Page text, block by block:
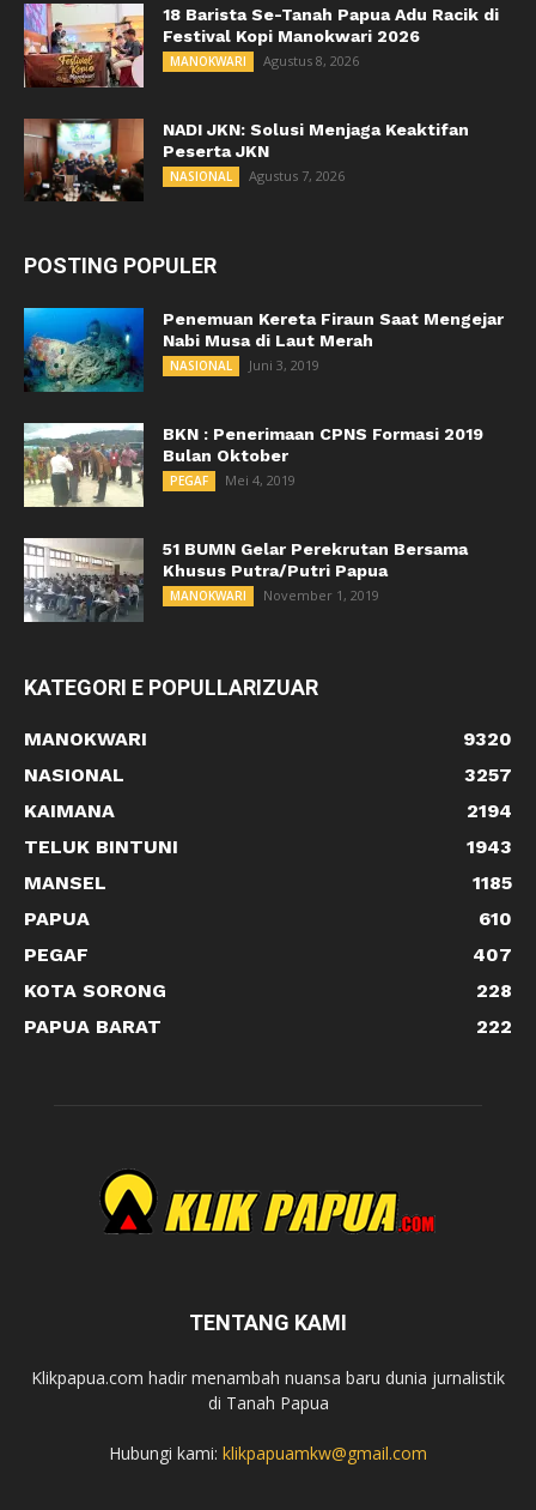
18 Barista Se-Tanah Papua Adu Racik di
Festival Kopi Manokwari 2026
MANOKWARI Agustus 8, 2026
NADI JKN: Solusi Menjaga Keaktifan
Peserta JKN
NASIONAL Agustus 7, 2026
POSTING POPULER
Penemuan Kereta Firaun Saat Mengejar
Nabi Musa di Laut Merah
NASIONAL Juni 3, 2019
BKN : Penerimaan CPNS Formasi 2019
Bulan Oktober
PEGAF Mei 4, 2019
51 BUMN Gelar Perekrutan Bersama
Khusus Putra/Putri Papua
MANOKWARI November 1, 2019
KATEGORI E POPULLARIZUAR
MANOKWARI
9320
NASIONAL
3257
KAIMANA
2194
TELUK BINTUNI
1943
MANSEL
1185
PAPUA
610
PEGAF
407
KOTA SORONG
228
PAPUA BARAT
222
TENTANG KAMI
Klikpapua.com hadir menambah nuansa baru dunia jurnalistik
di Tanah Papua
Hubungi kami: klikpapuamkw@gmail.com